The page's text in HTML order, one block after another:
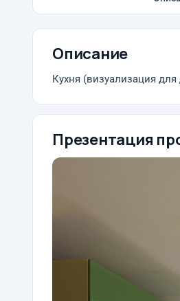
Описание
Кухня (визуализация
Презентация